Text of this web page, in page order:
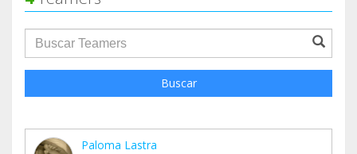
groupProfile.searchForm.search.text???
Buscar
Paloma Lastra